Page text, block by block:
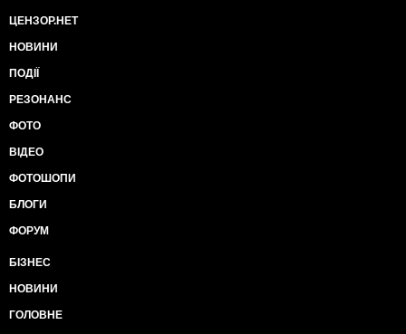
ЦЕНЗОР.НЕТ
НОВИНИ
ПОДІЇ
РЕЗОНАНС
ФОТО
ВІДЕО
ФОТОШОПИ
БЛОГИ
ФОРУМ
БІЗНЕС
НОВИНИ
ГОЛОВНЕ